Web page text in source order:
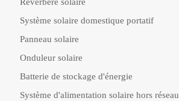
Système solaire domestique portatif
Panneau solaire
Onduleur solaire
Batterie de stockage d'énergie
Système d'alimentation solaire hors réseau